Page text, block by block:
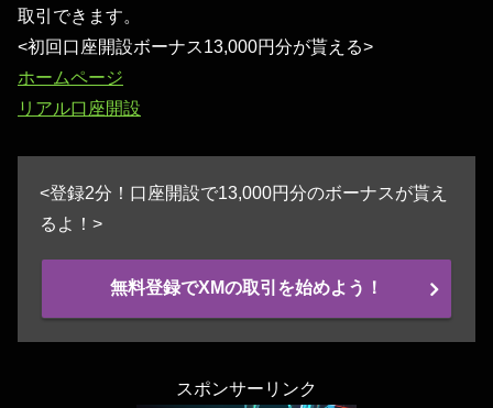
取引できます。
<初回口座開設ボーナス13,000円分が貰える>
ホームページ
リアル口座開設
<登録2分！口座開設で13,000円分のボーナスが貰え
るよ！>
無料登録でXMの取引を始めよう！
スポンサーリンク